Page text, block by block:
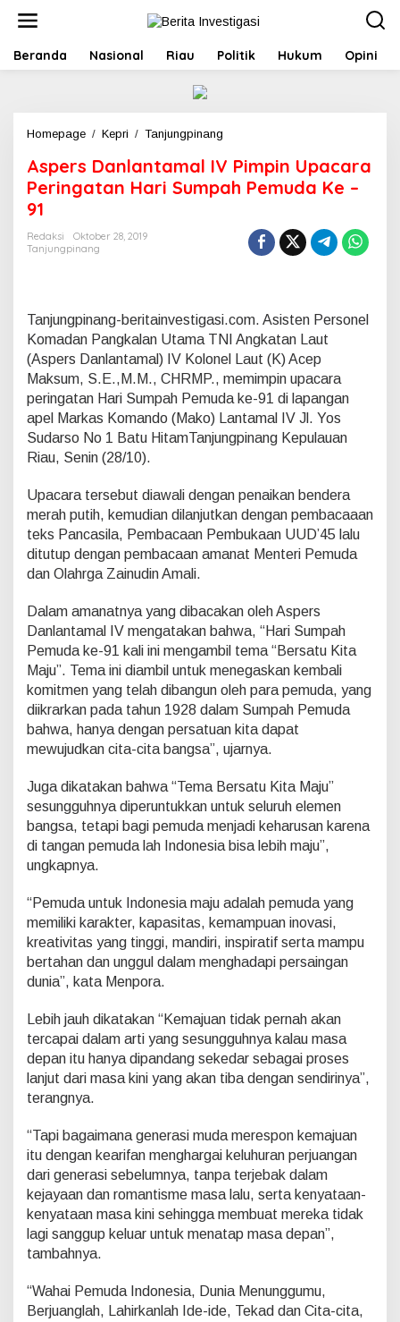
t
Beranda Nasional Riau Politik Hukum Opini
Homepage / Kepri / Tanjungpinang
p
e
r
n
t
a
m
a
l
I
V
P
i
n
U
p
r
a
P
e
i
n
g
a
n
H
a
r
m
p
a
P
u
d
K
e
1
Aspers Danlantamal IV Pimpin Upacara
Peringatan Hari Sumpah Pemuda Ke –
91
Redaksi
Oktober 28, 2019
Tanjungpinang
Tanjungpinang-beritainvestigasi.com. Asisten Personel
Komadan Pangkalan Utama TNI Angkatan Laut
(Aspers Danlantamal) IV Kolonel Laut (K) Acep
Maksum, S.E.,M.M., CHRMP., memimpin upacara
peringatan Hari Sumpah Pemuda ke-91 di lapangan
apel Markas Komando (Mako) Lantamal IV Jl. Yos
Sudarso No 1 Batu HitamTanjungpinang Kepulauan
Riau, Senin (28/10).
Upacara tersebut diawali dengan penaikan bendera
merah putih, kemudian dilanjutkan dengan pembacaaan
teks Pancasila, Pembacaan Pembukaan UUD’45 lalu
ditutup dengan pembacaan amanat Menteri Pemuda
dan Olahrga Zainudin Amali.
Dalam amanatnya yang dibacakan oleh Aspers
Danlantamal IV mengatakan bahwa, “Hari Sumpah
Pemuda ke-91 kali ini mengambil tema “Bersatu Kita
Maju”. Tema ini diambil untuk menegaskan kembali
komitmen yang telah dibangun oleh para pemuda, yang
diikrarkan pada tahun 1928 dalam Sumpah Pemuda
bahwa, hanya dengan persatuan kita dapat
mewujudkan cita-cita bangsa”, ujarnya.
Juga dikatakan bahwa “Tema Bersatu Kita Maju”
sesungguhnya diperuntukkan untuk seluruh elemen
bangsa, tetapi bagi pemuda menjadi keharusan karena
di tangan pemuda lah Indonesia bisa lebih maju”,
ungkapnya.
“Pemuda untuk Indonesia maju adalah pemuda yang
memiliki karakter, kapasitas, kemampuan inovasi,
kreativitas yang tinggi, mandiri, inspiratif serta mampu
bertahan dan unggul dalam menghadapi persaingan
dunia”, kata Menpora.
Lebih jauh dikatakan “Kemajuan tidak pernah akan
tercapai dalam arti yang sesungguhnya kalau masa
depan itu hanya dipandang sekedar sebagai proses
lanjut dari masa kini yang akan tiba dengan sendirinya”,
terangnya.
“Tapi bagaimana generasi muda merespon kemajuan
itu dengan kearifan menghargai keluhuran perjuangan
dari generasi sebelumnya, tanpa terjebak dalam
kejayaan dan romantisme masa lalu, serta kenyataan-
kenyataan masa kini sehingga membuat mereka tidak
lagi sanggup keluar untuk menatap masa depan”,
tambahnya.
“Wahai Pemuda Indonesia, Dunia Menunggumu,
Berjuanglah, Lahirkanlah Ide-ide, Tekad dan Cita-cita,